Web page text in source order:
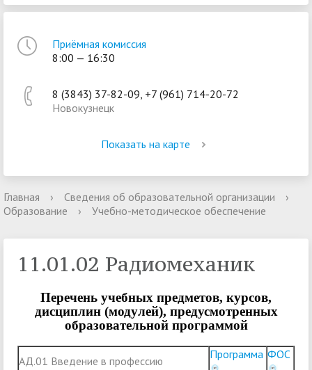
Приёмная комиссия
8:00 — 16:30
8 (3843) 37-82-09, +7 (961) 714-20-72
Новокузнецк
Показать на карте
Главная › Сведения об образовательной организации
›
Образование
› Учебно-методическое обеспечение
11.01.02 Радиомеханик
Перечень учебных предметов, курсов,
дисциплин (модулей), предусмотренных
образовательной программой
АД.01 Введение в профессию Программа ФОС